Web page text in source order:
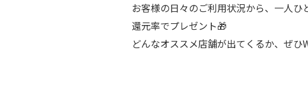
お客様の日々のご利用状況から、一人
還元率でプレゼント🎁
どんなオススメ店舗が出てくるか、ぜひ